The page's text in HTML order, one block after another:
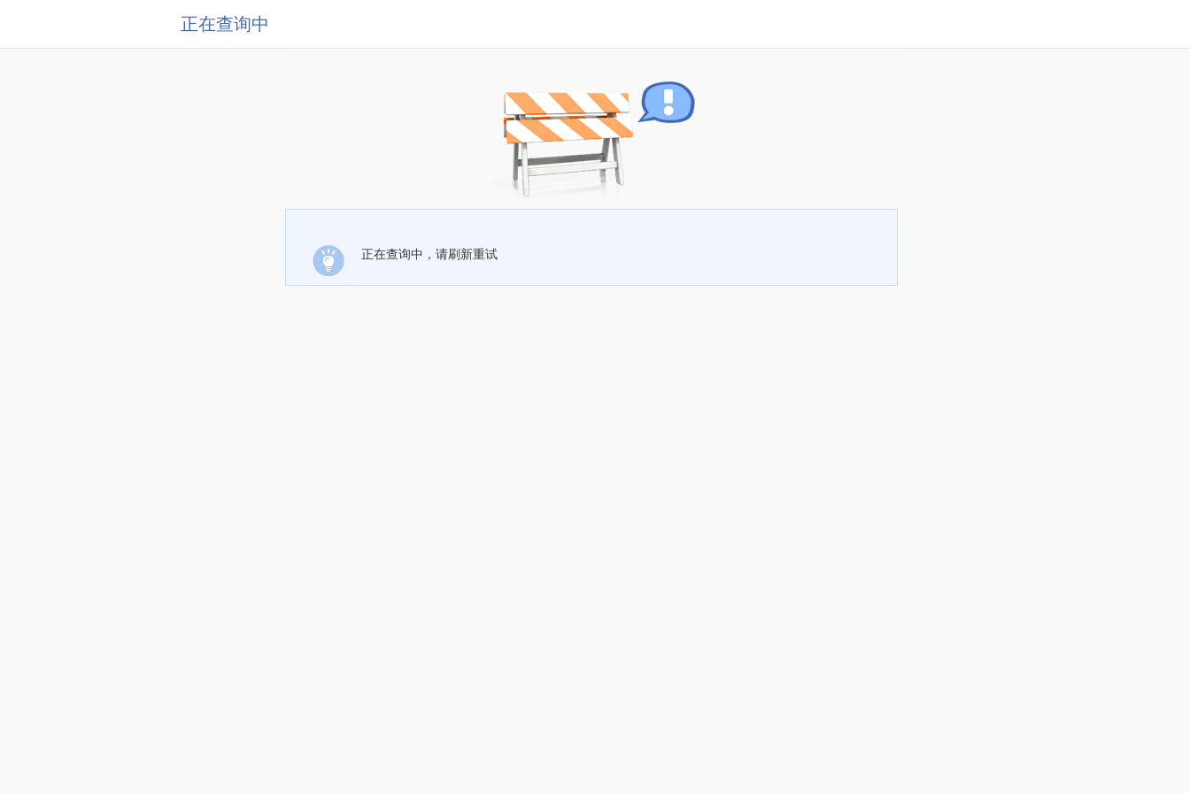
正在查询中
正在查询中，请刷新重试